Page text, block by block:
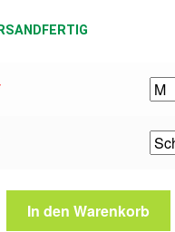
In den Warenkorb